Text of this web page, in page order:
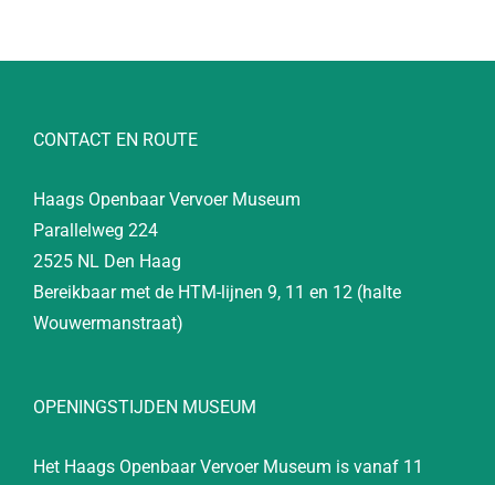
CONTACT EN ROUTE
Haags Openbaar Vervoer Museum
Parallelweg 224
2525 NL Den Haag
Bereikbaar met de HTM-lijnen 9, 11 en 12 (halte
Wouwermanstraat)
OPENINGSTIJDEN MUSEUM
Het Haags Openbaar Vervoer Museum is vanaf 11